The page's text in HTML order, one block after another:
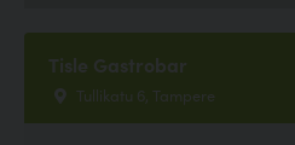
Tisle Gastrobar
Tullikatu 6, Tampere